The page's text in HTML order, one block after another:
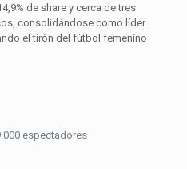
de share y cerca de tres
consolidándose como líder
el tirón del fútbol femenino
espectadores